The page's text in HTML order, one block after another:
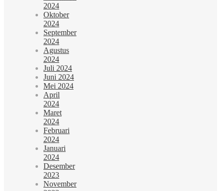
2024
Oktober
2024
September
2024
Agustus
2024
Juli 2024
Juni 2024
Mei 2024
April
2024
Maret
2024
Februari
2024
Januari
2024
Desember
2023
November